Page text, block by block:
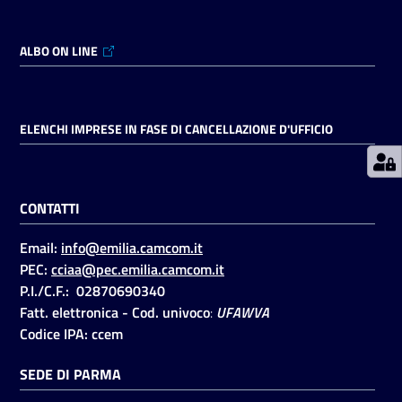
Prenotazioni
Pagamenti
on line
Accedi
Registrati
ALBO ON LINE
ELENCHI IMPRESE IN FASE DI CANCELLAZIONE D'UFFICIO
CONTATTI
Email: info@emilia.camcom.it
PEC: cciaa@pec.emilia.camcom.it
P.I./C.F.: 02870690340
Fatt. elettronica - Cod. univoco: UFAWVA
Codice IPA: ccem
SEDE DI PARMA